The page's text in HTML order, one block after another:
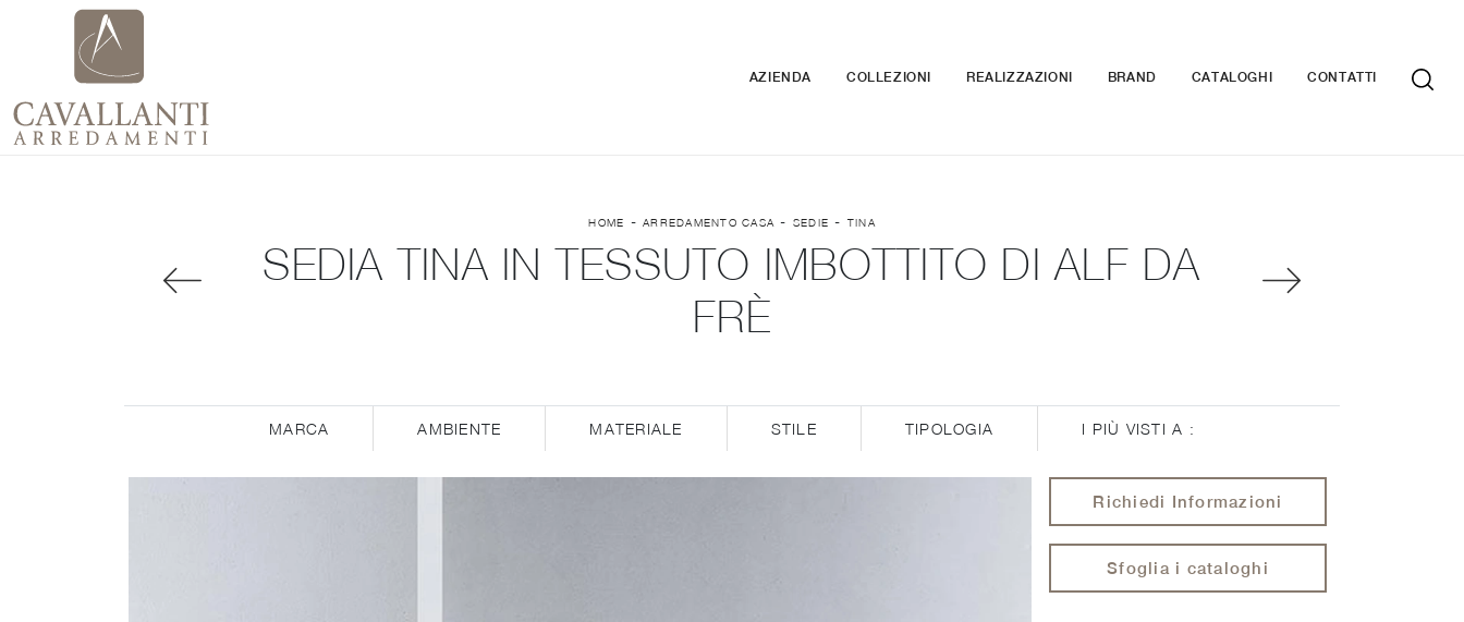
AZIENDA COLLEZIONI REALIZZAZIONI BRAND CATALOGHI CONTATTI
HOME - ARREDAMENTO CASA - SEDIE - TINA
SEDIA TINA IN TESSUTO IMBOTTITO DI ALF DA
FRÈ
MARCA AMBIENTE MATERIALE STILE TIPOLOGIA I PIÙ VISTI A :
Richiedi Informazioni
Sfoglia i cataloghi